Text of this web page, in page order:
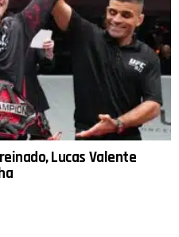
Lucas Valente